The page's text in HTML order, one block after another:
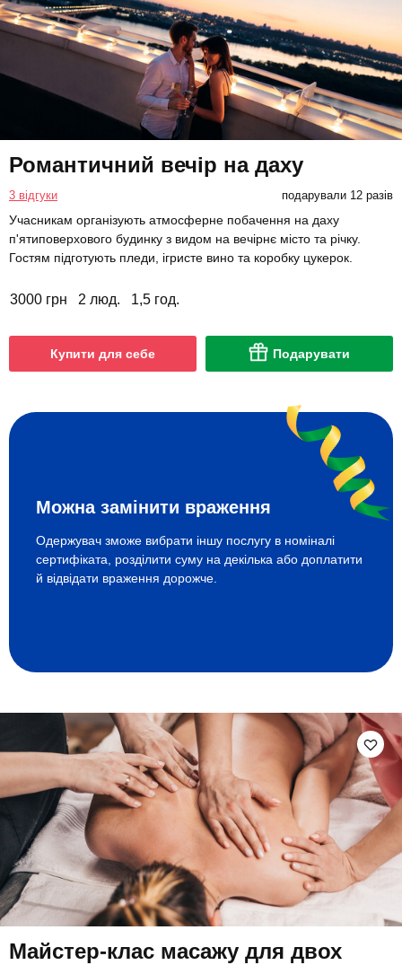
Романтичний вечір на даху
3 відгуки подарували 12 разів
Учасникам організують атмосферне побачення на даху
п'ятиповерхового будинку з видом на вечірнє місто та річку.
Гостям підготують пледи, ігристе вино та коробку цукерок.
3000 грн 2 люд. 1,5 год.
Купити для себе Подарувати
Можна замінити враження
Одержувач зможе вибрати іншу послугу в номіналі
сертифіката, розділити суму на декілька або доплатити
й відвідати враження дорожче.
Майстер-клас масажу для двох